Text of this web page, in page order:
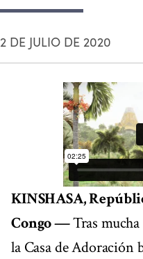
2 DE JULIO DE 2020
KINSHASA,
Congo —Tras
la Casa de Adoración